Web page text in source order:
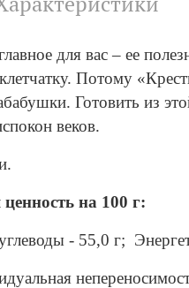
для вас – ее
Потому
Готовить из
веков.
на 100 г:
- 55,0 г;